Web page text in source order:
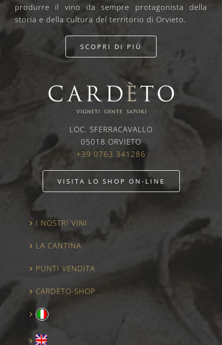
produrre il vino da sempre protagonista della
storia e della cultura del territorio di Orvieto.
SCOPRI DI PIÙ
LOC. SFERRACAVALLO
05018 ORVIETO
+39 0763 341286
VISITA LO SHOP ON-LINE
I NOSTRI VINI
LA CANTINA
PUNTI VENDITA
CARDÈTO-SHOP